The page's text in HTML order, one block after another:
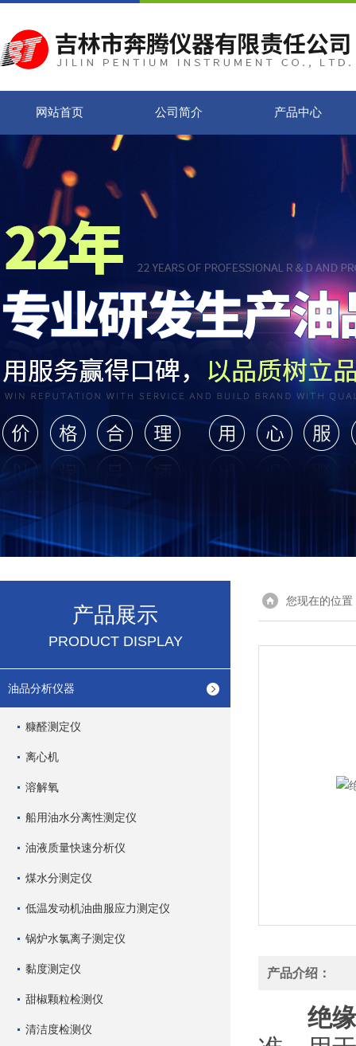
网站首页 公司简介 产品中心
产品展示
PRODUCT DISPLAY
油品分析仪器
糠醛测定仪
离心机
溶解氧
船用油水分离性测定仪
油液质量快速分析仪
煤水分测定仪
低温发动机油曲服应力测定仪
锅炉水氯离子测定仪
黏度测定仪
甜椒颗粒检测仪
清洁度检测仪
您现在的位置
产品介绍：
绝